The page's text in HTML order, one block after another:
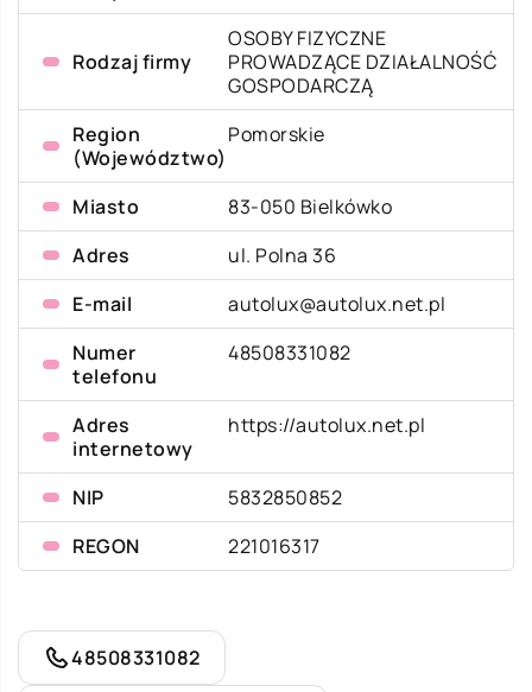
Rodzaj firmy
OSOBY FIZYCZNE
PROWADZĄCE DZIAŁALNOŚĆ
GOSPODARCZĄ
Region
(Województwo)
Pomorskie
Miasto
83-050 Bielkówko
Adres
ul. Polna 36
E-mail
autolux@autolux.net.pl
Numer
telefonu
48508331082
Adres
internetowy
https://autolux.net.pl
NIP
5832850852
REGON
221016317
48508331082